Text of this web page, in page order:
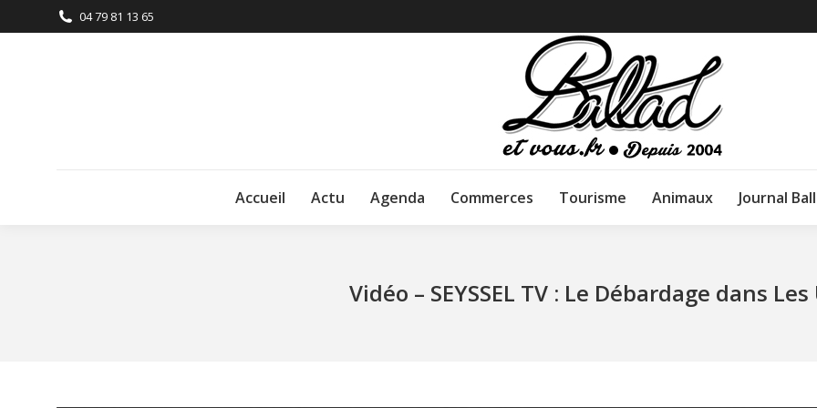
04 79 81 13 65
Accueil Actu Agenda Commerces Tourisme Animaux Journal
Vidéo – SEYSSEL TV : Le Débardage dans Les